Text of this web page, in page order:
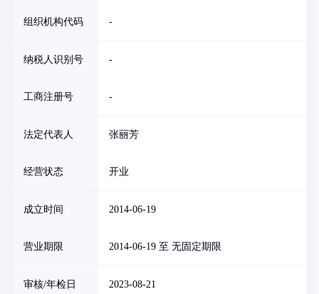
组织机构代码 -
纳税人识别号 -
工商注册号 -
法定代表人 张丽芳
经营状态 开业
成立时间 2014-06-19
营业期限 2014-06-19 至 无固定期限
审核/年检日
2023-08-21